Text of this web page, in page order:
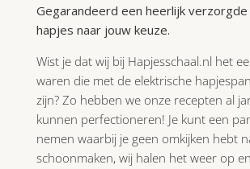
Gegarandeerd een heerlijk
hapjes naar jouw keuze.
Wist je dat wij bij Hapjesschaal.nl het
waren die met de elektrische
zijn? Zo hebben we onze recepten al
kunnen perfectioneren! Je kunt een
nemen waarbij je geen omkijken hebt
schoonmaken, wij halen het weer op